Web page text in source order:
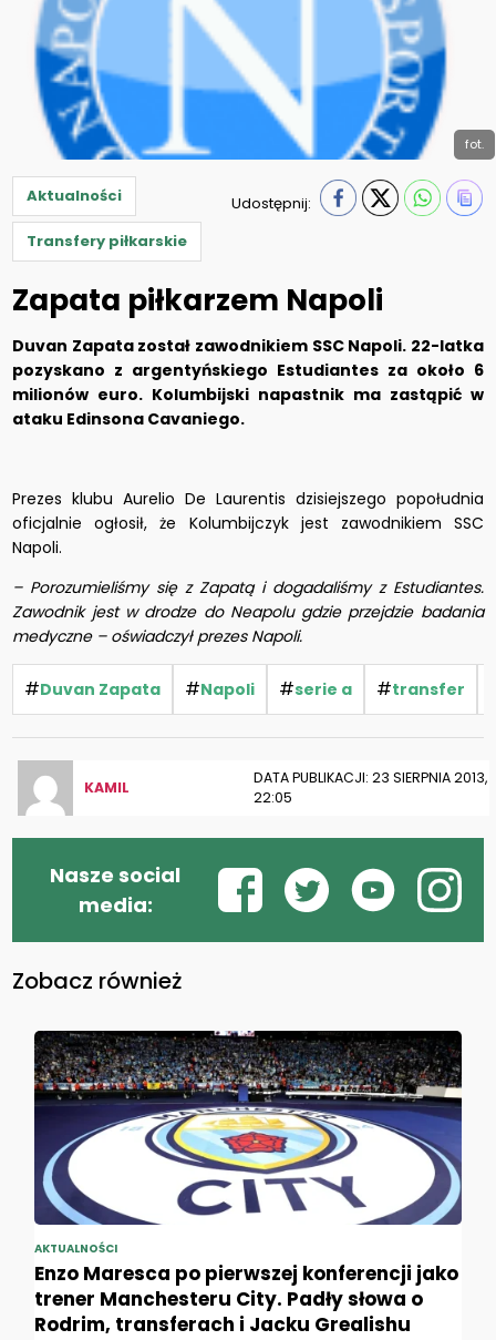
fot.
Aktualności
Transfery piłkarskie
Udostępnij:
Zapata piłkarzem Napoli
Duvan Zapata został zawodnikiem SSC Napoli. 22-latka
pozyskano z argentyńskiego Estudiantes za około 6
milionów euro. Kolumbijski napastnik ma zastąpić w
ataku Edinsona Cavaniego.
Prezes klubu Aurelio De Laurentis dzisiejszego popołudnia
oficjalnie ogłosił, że Kolumbijczyk jest zawodnikiem SSC
Napoli.
– Porozumieliśmy się z Zapatą i dogadaliśmy z Estudiantes.
Zawodnik jest w drodze do Neapolu gdzie przejdzie badania
medyczne – oświadczył prezes Napoli.
#Duvan Zapata #Napoli #serie a #transfer
KAMIL
DATA PUBLIKACJI: 23 SIERPNIA 2013,
22:05
Nasze social
media:
Zobacz również
AKTUALNOŚCI
Enzo Maresca po pierwszej konferencji jako
trener Manchesteru City. Padły słowa o
Rodrim, transferach i Jacku Grealishu